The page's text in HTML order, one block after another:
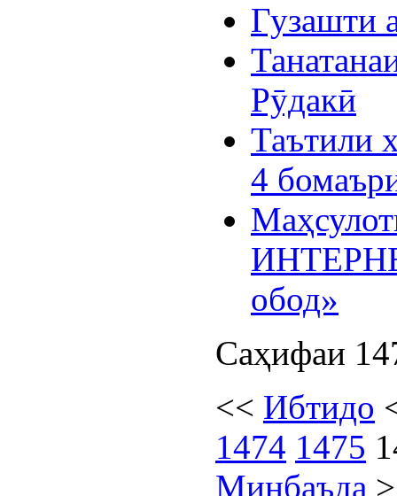
Гузашти
Рӯдакӣ
Таътили
4
обод»
Саҳифаи
<< Ибтидо
1474 1475
Минбаъда